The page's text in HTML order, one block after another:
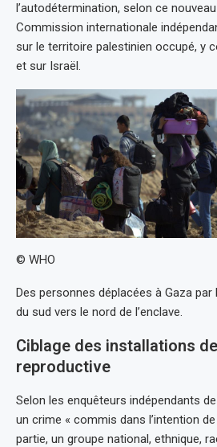
l’autodétermination, selon ce
Commission internationale
sur le territoire palestinien occupé, y
et sur Israël.
© WHO
Des personnes déplacées à Gaza
du sud vers le nord de l’enclave.
Ciblage des installations
reproductive
Selon les enquêteurs indépendants
un crime « commis dans l’intention
partie, un groupe national, ethnique,